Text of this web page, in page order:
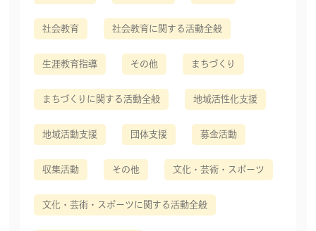
社会教育 社会教育に関する活動全般
生涯教育指導 その他 まちづくり
まちづくりに関する活動全般 地域活性化支援
地域活動支援 団体支援 募金活動
収集活動 その他 文化・芸術・スポーツ
文化・芸術・スポーツに関する活動全般